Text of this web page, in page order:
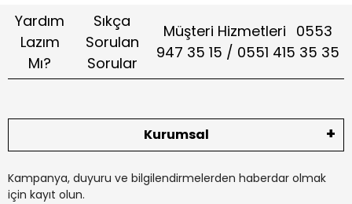
Yardım
Lazım
Mı?
Sıkça
Sorulan
Sorular
Müşteri Hizmetleri 0553
947 35 15 / 0551 415 35 35
Kurumsal
Kampanya, duyuru ve bilgilendirmelerden haberdar olmak
için kayıt olun.